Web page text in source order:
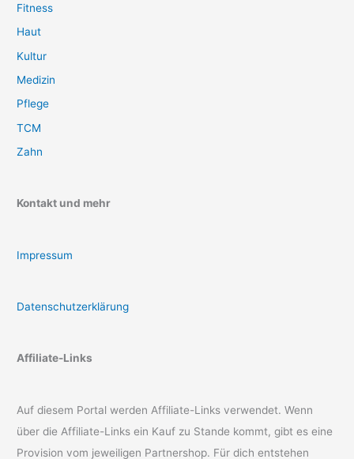
Fitness
Haut
Kultur
Medizin
Pflege
TCM
Zahn
Kontakt und mehr
Impressum
Datenschutzerklärung
Affiliate-Links
Auf diesem Portal werden Affiliate-Links verwendet. Wenn
über die Affiliate-Links ein Kauf zu Stande kommt, gibt es eine
Provision vom jeweiligen Partnershop. Für dich entstehen